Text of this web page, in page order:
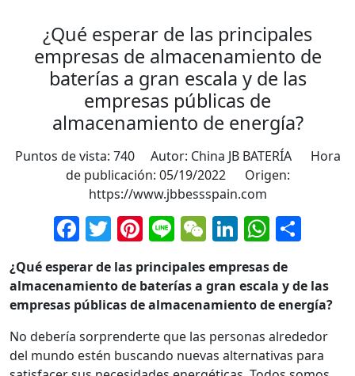
¿Qué esperar de las principales
empresas de almacenamiento de
baterías a gran escala y de las
empresas públicas de
almacenamiento de energía?
Puntos de vista: 740 Autor: China JB BATERÍA Hora
de publicación: 05/19/2022 Origen:
https://www.jbbessspain.com
Facebook
Twitter
Pinterest
LineWeChat
LinkedIn
¿Qué esperar de las principales empresas de
almacenamiento de baterías a gran escala y de las
empresas públicas de almacenamiento de energía?
No debería sorprenderte que las personas alrededor
del mundo estén buscando nuevas alternativas para